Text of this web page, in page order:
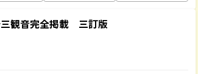
観音完全掲載 三訂版